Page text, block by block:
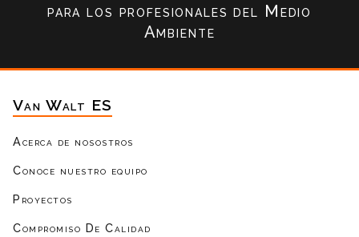
para los profesionales del Medio
Ambiente
Van Walt ES
Acerca de nosostros
Conoce nuestro equipo
Proyectos
Compromiso De Calidad